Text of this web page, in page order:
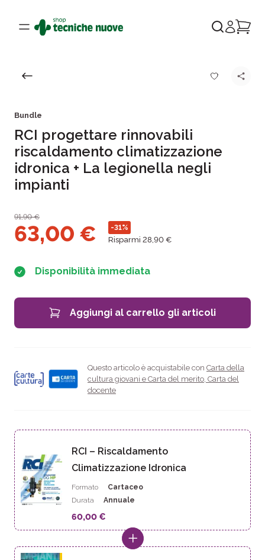
RCI – Riscaldamento
Climatizzazione Idronica
Formato
Cartaceo
Durata
Annuale
60,00 €
Bundle
RCI progettare rinnovabili
riscaldamento climatizzazione
idronica + La legionella negli
impianti
91,90€
63,00 € -31%
Risparmi 28,90 €
Disponibilità immediata
Aggiungi al carrello gli articoli
Questo articolo è acquistabile con Carta della
cultura giovani e Carta del merito, Carta del
docente